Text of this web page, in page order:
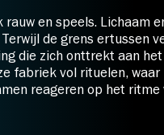
en speels. Lichaam
de grens ertussen
die zich onttrekt aan
fabriek vol rituelen,
reageren op het ritme